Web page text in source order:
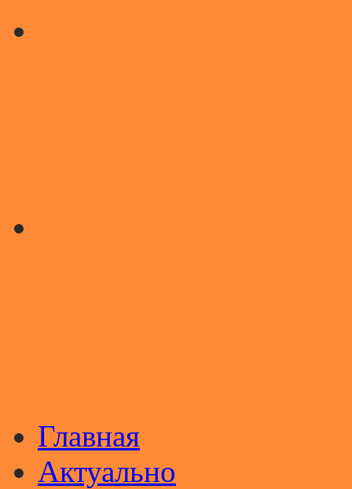
Главная
Актуально